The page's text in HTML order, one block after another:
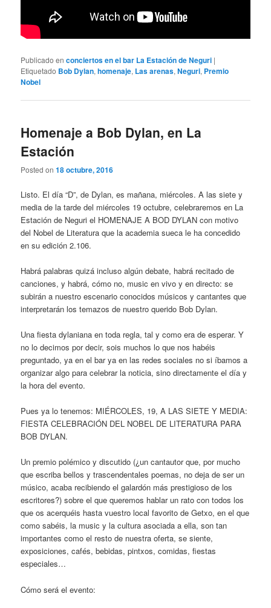
Publicado en conciertos en el bar La Estación de Neguri |
Etiquetado Bob Dylan,homenaje, Las arenas,Neguri, Premio
Nobel
Homenaje a Bob Dylan, en La
Estación
Posted on18 octubre, 2016
Listo. El día “D”, de Dylan, es mañana, miércoles. A las siete y
media de la tarde del miércoles 19 octubre, celebraremos en La
Estación de Neguri el HOMENAJE A BOD DYLAN con motivo
del Nobel de Literatura que la academia sueca le ha concedido
en su edición 2.106.
Habrá palabras quizá incluso algún debate, habrá recitado de
canciones, y habrá, cómo no, music en vivo y en directo: se
subirán a nuestro escenario conocidos músicos y cantantes que
interpretarán los temazos de nuestro querido Bob Dylan.
Una fiesta dylaniana en toda regla, tal y como era de esperar. Y
no lo decimos por decir, sois muchos lo que nos habéis
preguntado, ya en el bar ya en las redes sociales no si íbamos a
organizar algo para celebrar la noticia, sino directamente el día y
la hora del evento.
Pues ya lo tenemos: MIÉRCOLES, 19, A LAS SIETE Y MEDIA:
FIESTA CELEBRACIÓN DEL NOBEL DE LITERATURA PARA
BOB DYLAN.
Un premio polémico y discutido (¿un cantautor que, por mucho
que escriba bellos y trascendentales poemas, no deja de ser un
músico, acaba recibiendo el galardón más prestigioso de los
escritores?) sobre el que queremos hablar un rato con todos los
que os acerquéis hasta vuestro local favorito de Getxo, en el que
como sabéis, la music y la cultura asociada a ella, son tan
importantes como el resto de nuestra oferta, se siente,
exposiciones, cafés, bebidas, pintxos, comidas, fiestas
especiales…
Cómo será el evento: